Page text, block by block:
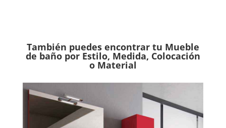
También puedes encontrar tu Mueble
de baño por Estilo, Medida, Colocación
o Material